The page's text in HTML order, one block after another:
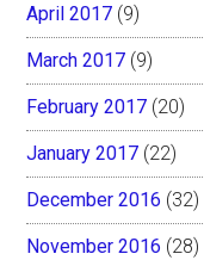
April 2017 (9)
March 2017 (9)
February 2017 (20)
January 2017 (22)
December 2016 (32)
November 2016 (28)